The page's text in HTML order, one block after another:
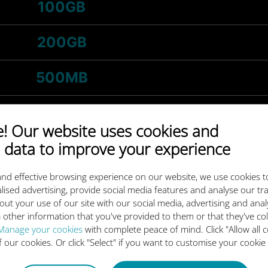
Our website uses cookies and
data to improve your experience
effective browsing experience on our website, we use cookies
advertising, provide social media features and analyse our
your use of our site with our social media, advertising and
other information that you've provided to them or that they've
your cookies with complete peace of mind. Click "Allow all
cookies. Or click "Select" if you want to customise your
100GB
200GB
500MB
- 5GB/mese
3GB
- 20GB/mese